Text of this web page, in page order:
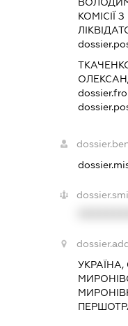
КОМІСІЇ
УКРАЇНА,